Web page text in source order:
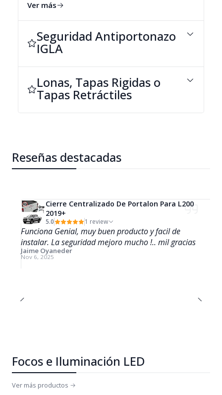
Ver más
Seguridad Antiportonazo
IGLA
Lonas, Tapas Rigidas o
Tapas Retráctiles
Reseñas destacadas
Cierre Centralizado De Portalon Para L200
2019+
5.0 1 review
Funciona Genial, muy buen producto y facil de
instalar. La seguridad mejoro mucho !.. mil gracias
Jaime Oyaneder
Nov 6, 2025
Focos e Iluminación LED
Ver más productos